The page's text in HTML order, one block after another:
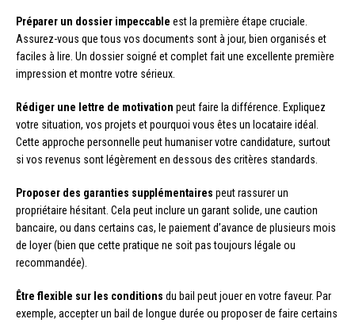
Préparer un dossier impeccable est la première étape cruciale.
Assurez-vous que tous vos documents sont à jour, bien organisés et
faciles à lire. Un dossier soigné et complet fait une excellente première
impression et montre votre sérieux.
Rédiger une lettre de motivation peut faire la différence. Expliquez
votre situation, vos projets et pourquoi vous êtes un locataire idéal.
Cette approche personnelle peut humaniser votre candidature, surtout
si vos revenus sont légèrement en dessous des critères standards.
Proposer des garanties supplémentaires peut rassurer un
propriétaire hésitant. Cela peut inclure un garant solide, une caution
bancaire, ou dans certains cas, le paiement d’avance de plusieurs mois
de loyer (bien que cette pratique ne soit pas toujours légale ou
recommandée).
Être flexible sur les conditions du bail peut jouer en votre faveur. Par
exemple, accepter un bail de longue durée ou proposer de faire certains